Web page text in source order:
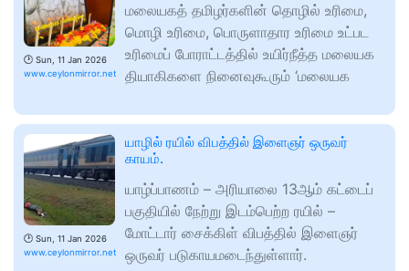
🕑 Sun, 11 Jan 2026
www.ceylonmirror.net
மலையகத் தமிழர்களின் தொழில் உரிமை,
மொழி உரிமை, பொருளாதார உரிமை உட்பட
உரிமைப் போராட்டத்தில் உயிர்நீத்த மலையக
தியாகிகளை நினைவுகூரும் ‘மலையக
🕑 Sun, 11 Jan 2026
www.ceylonmirror.net
யாழில் ரயில் விபத்தில் இளைஞர் ஒருவர்
காயம்.
யாழ்ப்பாணம் – அரியாலை 13ஆம் கட்டைப்
பகுதியில் நேற்று இடம்பெற்ற ரயில் –
மோட்டார் சைக்கிள் விபத்தில் இளைஞர்
ஒருவர் படுகாயமடைந்துள்ளார்.